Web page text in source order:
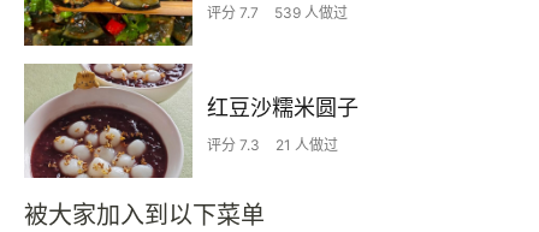
评分 7.7 539 人做过
红豆沙糯米圆子
评分 7.3 21 人做过
被大家加入到以下菜单